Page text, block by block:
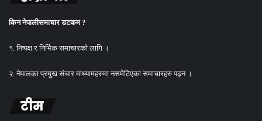
किन नेपालीसमाचार डटकम ?
१. निष्पक्ष र निर्भिक समाचारको लागि ।
२. नेपालका प्रमुख संचार माध्यामहरुमा नसमेटिएका समाचारहरु पढ्न ।
टीम